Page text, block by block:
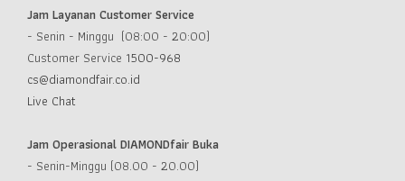
Jam Layanan Customer Service
- Senin - Minggu (08:00 - 20:00)
Customer Service 1500-968
cs@diamondfair.co.id
Live Chat
Jam Operasional DIAMONDfair Buka
- Senin-Minggu (08.00 - 20.00)